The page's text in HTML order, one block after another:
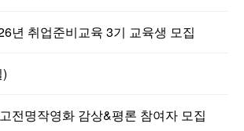
년 취업준비교육 3기 교육생 모집
전명작영화 감상&평론 참여자 모집